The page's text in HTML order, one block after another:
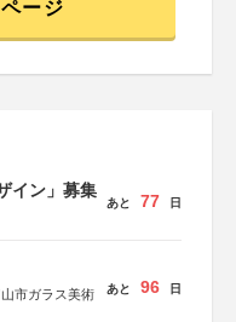
ージ
イン」募集
あと 77 日
市ガラス美術
あと 96 日